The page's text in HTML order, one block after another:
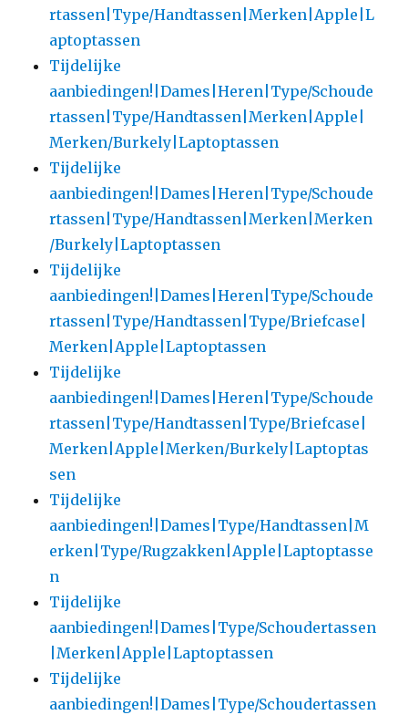
rtassen|Type/Handtassen|Merken|Apple|L
aptoptassen
Tijdelijke
aanbiedingen!|Dames|Heren|Type/Schoude
rtassen|Type/Handtassen|Merken|Apple|
Merken/Burkely|Laptoptassen
Tijdelijke
aanbiedingen!|Dames|Heren|Type/Schoude
rtassen|Type/Handtassen|Merken|Merken
/Burkely|Laptoptassen
Tijdelijke
aanbiedingen!|Dames|Heren|Type/Schoude
rtassen|Type/Handtassen|Type/Briefcase|
Merken|Apple|Laptoptassen
Tijdelijke
aanbiedingen!|Dames|Heren|Type/Schoude
rtassen|Type/Handtassen|Type/Briefcase|
Merken|Apple|Merken/Burkely|Laptoptas
sen
Tijdelijke
aanbiedingen!|Dames|Type/Handtassen|M
erken|Type/Rugzakken|Apple|Laptoptasse
n
Tijdelijke
aanbiedingen!|Dames|Type/Schoudertassen
|Merken|Apple|Laptoptassen
Tijdelijke
aanbiedingen!|Dames|Type/Schoudertassen